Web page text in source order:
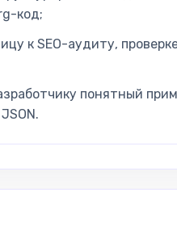
код;
к SEO-аудиту,
понятный